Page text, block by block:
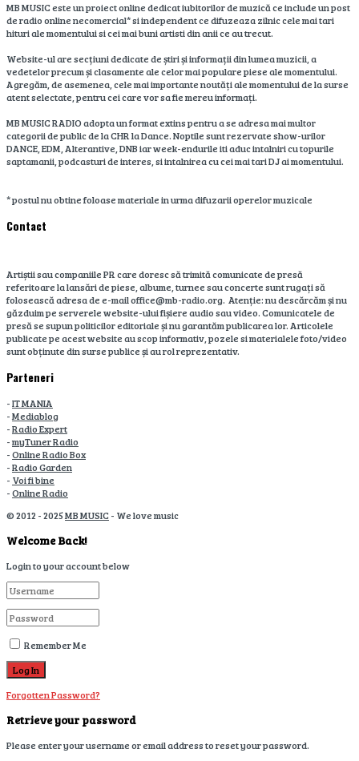
MB MUSIC este un proiect online dedicat iubitorilor de muzică ce include un post
de radio online necomercial* si independent ce difuzeaza zilnic cele mai tari
hituri ale momentului si cei mai buni artisti din anii ce au trecut.
Website-ul are secțiuni dedicate de știri și informații din lumea muzicii, a
vedetelor precum și clasamente ale celor mai populare piese ale momentului.
Agregăm, de asemenea, cele mai importante noutăți ale momentului de la surse
atent selectate, pentru cei care vor sa fie mereu informați.
MB MUSIC RADIO adopta un format extins pentru a se adresa mai multor
categorii de public de la CHR la Dance. Noptile sunt rezervate show-urilor
DANCE, EDM, Alterantive, DNB iar week-endurile iti aduc intalniri cu topurile
saptamanii, podcasturi de interes, si intalnirea cu cei mai tari DJ ai momentului.
* postul nu obtine foloase materiale in urma difuzarii operelor muzicale
Contact
Artiștii sau companiile PR care doresc să trimită comunicate de presă
referitoare la lansări de piese, albume, turnee sau concerte sunt rugați să
folosească adresa de e-mail office@mb-radio.org. Atenție: nu descărcăm și nu
găzduim pe serverele website-ului fișiere audio sau video. Comunicatele de
presă se supun politicilor editoriale și nu garantăm publicarea lor. Articolele
publicate pe acest website au scop informativ, pozele si materialele foto/video
sunt obținute din surse publice și au rol reprezentativ.
Parteneri
-IT MANIA
-Mediablog
-Radio Expert
-myTuner Radio
-Online Radio Box
-Radio Garden
- Voi fi bine
-Online Radio
© 2012 - 2025MB MUSIC- We love music
Welcome Back!
Login to your account below
Remember Me
Forgotten Password?
Retrieve your password
Please enter your username or email address to reset your password.